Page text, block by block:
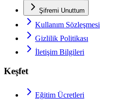
Şifremi Unuttum
Kullanım Sözleşmesi
Gizlilik Politikası
İletişim Bilgileri
Keşfet
Eğitim Ücretleri